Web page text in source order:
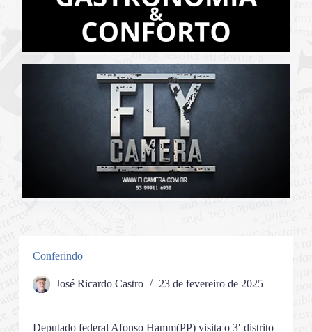
Conferindo
José Ricardo Castro 23 de fevereiro de 2025
Deputado federal Afonso Hamm(PP) visita o 3′ distrito